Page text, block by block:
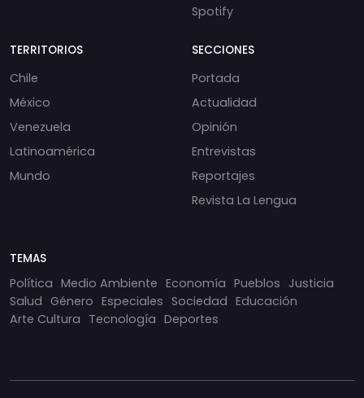
Spotify
TERRITORIOS
Chile
México
Venezuela
Latinoamérica
Mundo
SECCIONES
Portada
Actualidad
Opinión
Entrevistas
Reportajes
Revista La Lengua
TEMAS
Política Medio Ambiente Economía Pueblos Justicia
Salud Género Especiales Sociedad Educación
Arte Cultura Tecnología Deportes